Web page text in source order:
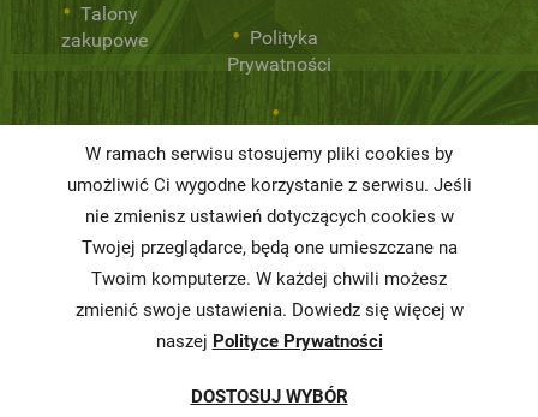
Talony
zakupowe
Polityka
Prywatności
żywności
Informacja o
realizowanej
strategii
podatkowej
Karty
W ramach serwisu stosujemy pliki cookies by
umożliwić Ci wygodne korzystanie z serwisu. Jeśli
nie zmienisz ustawień dotyczących cookies w
Twojej przeglądarce, będą one umieszczane na
Twoim komputerze. W każdej chwili możesz
zmienić swoje ustawienia. Dowiedz się więcej w
naszej Polityce Prywatności
DOSTOSUJ WYBÓR